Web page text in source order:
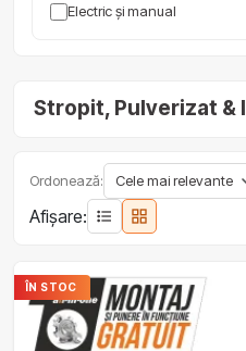
Electric și manual
Stropit, Pulverizat &
Ordonează:
Afișare:
ÎN STOC